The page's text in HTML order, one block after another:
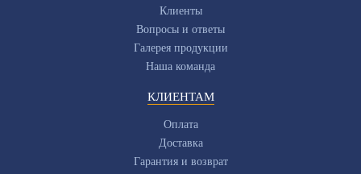
Клиенты
Вопросы и ответы
Галерея продукции
Наша команда
КЛИЕНТАМ
Оплата
Доставка
Гарантия и возврат